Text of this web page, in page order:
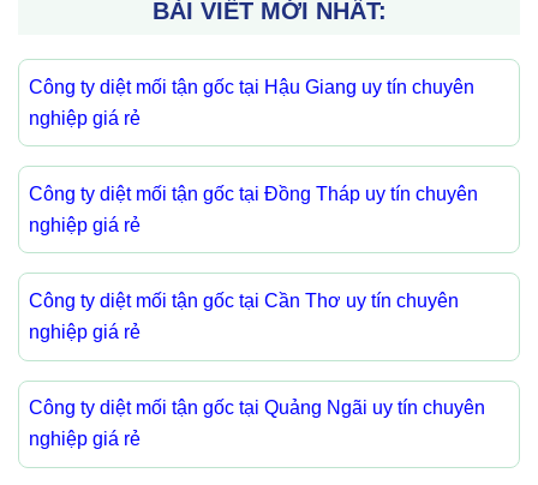
BÀI VIẾT MỚI NHẤT:
Công ty diệt mối tận gốc tại Hậu Giang uy tín chuyên
nghiệp giá rẻ
Công ty diệt mối tận gốc tại Đồng Tháp uy tín chuyên
nghiệp giá rẻ
Công ty diệt mối tận gốc tại Cần Thơ uy tín chuyên
nghiệp giá rẻ
Công ty diệt mối tận gốc tại Quảng Ngãi uy tín chuyên
nghiệp giá rẻ